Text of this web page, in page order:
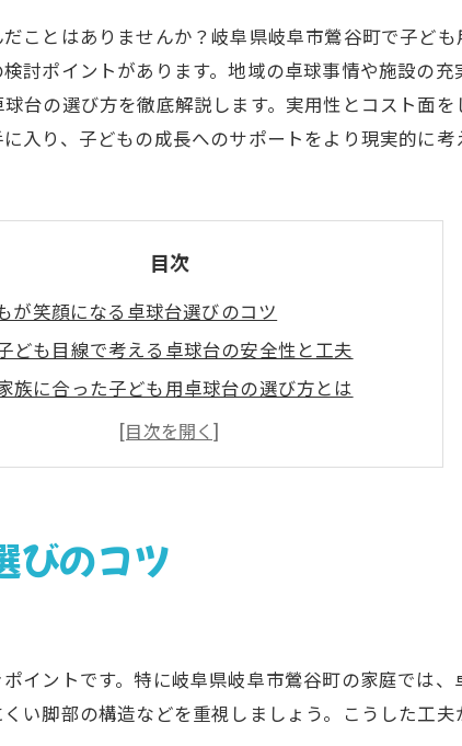
ことはありませんか？岐阜県岐阜市鶯谷町で子ど
討ポイントがあります。地域の卓球事情や施設の
台の選び方を徹底解説します。実用性とコスト面
入り、子どもの成長へのサポートをより現実的に考
目次
が笑顔になる卓球台選びのコツ
ども目線で考える卓球台の安全性と工夫
族に合った子ども用卓球台の選び方とは
失敗しない子ども用卓球台選定の重要ポイント
どもの成長を支える卓球台選びの秘訣
楽しむ子ども用卓球台の魅力
どもと一緒に盛り上がる卓球台活用法
庭で広がる子どもの卓球体験の魅力
遊びと学びを両立する子ども用卓球台の利点
びのコツ
イントです。特に岐阜県岐阜市鶯谷町の家庭では
い脚部の構造などを重視しましょう。こうした工